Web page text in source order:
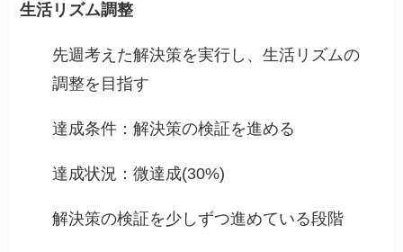
生活リズム調整
先週考えた解決策を実行し、生活リズムの
調整を目指す
達成条件：解決策の検証を進める
達成状況：微達成(30%)
解決策の検証を少しずつ進めている段階